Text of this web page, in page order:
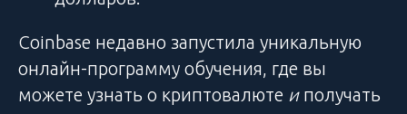
Coinbase недавно запустила уникальную
онлайн-программу обучения, где вы
можете узнать о криптовалюте иполучать